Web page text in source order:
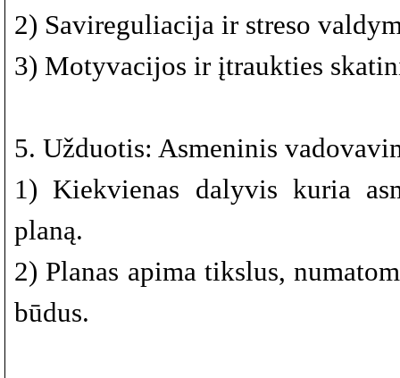
2) Savireguliacija ir streso
3) Motyvacijos ir įtraukties
5. Užduotis: Asmeninis
1) Kiekvienas dalyvis kuria
planą.
2) Planas apima tikslus,
būdus.